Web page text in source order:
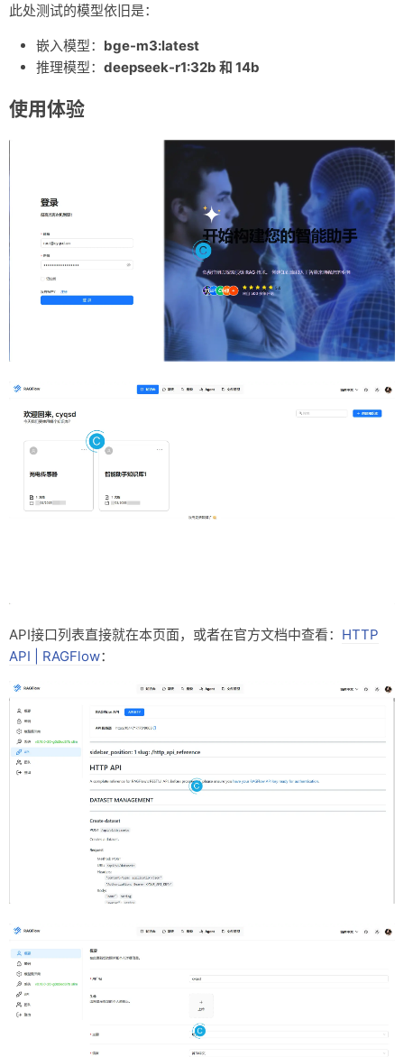
此处测试的模型依旧是：
嵌入模型： bge-m3:latest
推理模型： deepseek-r1:32b 和 14b
使用体验
API接口列表直接就在本页面，或者在官方文档中查看： HTTP
API | RAGFlow：